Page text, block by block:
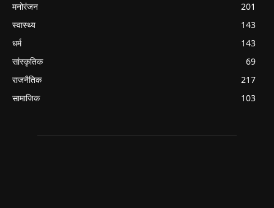
मनोरंजन
201
स्वास्थ्य
143
धर्म
143
सांस्कृतिक
69
राजनैतिक
217
सामाजिक
103